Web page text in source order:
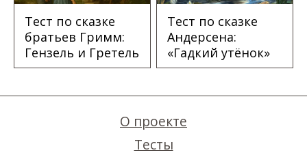
Тест по сказке
братьев Гримм:
Гензель и Гретель
Тест по сказке
Андерсена:
«Гадкий утёнок»
О проекте
Тесты